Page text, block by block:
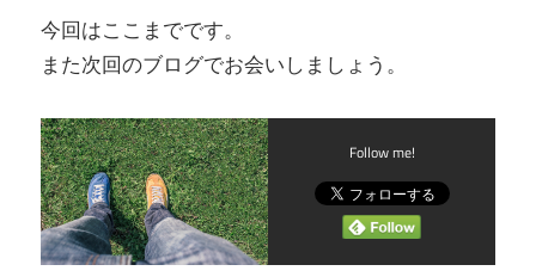
今回はここまでです。
また次回のブログでお会いしましょう。
Follow me!